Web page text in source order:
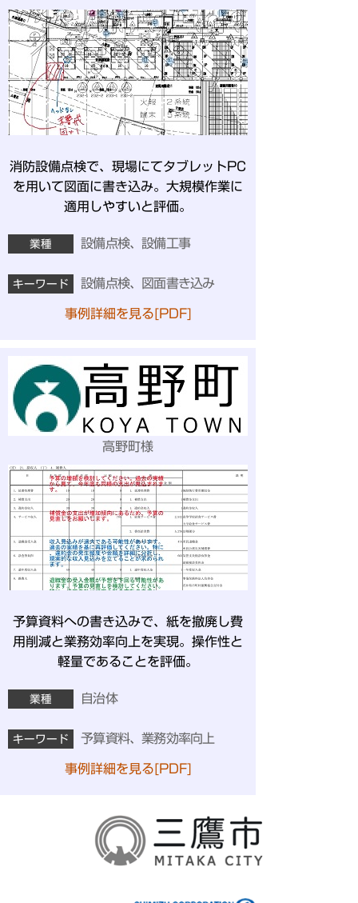
消防設備点検で、現場にてタブレットPC
を用いて図面に書き込み。大規模作業に
適用しやすいと評価。
業種 設備点検、設備工事
キーワード 設備点検、図面書き込み
事例詳細を見る[PDF]
高野町様
予算資料への書き込みで、紙を撤廃し費
用削減と業務効率向上を実現。操作性と
軽量であることを評価。
業種 自治体
キーワード 予算資料、業務効率向上
事例詳細を見る[PDF]